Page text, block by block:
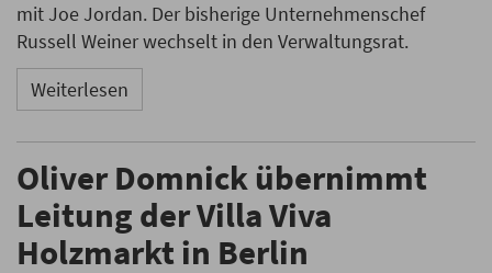
mit Joe Jordan. Der bisherige Unternehmenschef
Russell Weiner wechselt in den Verwaltungsrat.
Weiterlesen
Oliver Domnick übernimmt
Leitung der Villa Viva
Holzmarkt in Berlin